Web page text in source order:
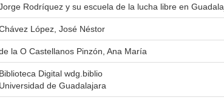
Rodríquez y su escuela de la lucha libre en
López, José Néstor
la O Castellanos Pinzón, Ana María
Biblioteca Digital wdg.biblio
Universidad de Guadalajara